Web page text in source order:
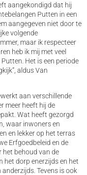
aangekondigd dat hij
Putten in een
aangegeven niet door te
volgende
maar ik respecteer
heb ik mij met veel
Het is een periode
aldus Van
aan verschillende
meer heeft hij de
Wat heeft gezorgd
waar inwoners en
en lekker op het terras
Erfgoedbeleid en de
het behoud van de
het dorp enerzijds en het
Tevens is ook